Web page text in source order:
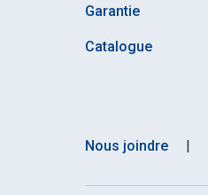
Garantie
Catalogue
Nous joindre |